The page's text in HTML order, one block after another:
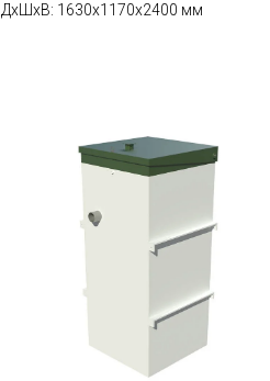
ДxШxВ: 1630x1170x2400 мм